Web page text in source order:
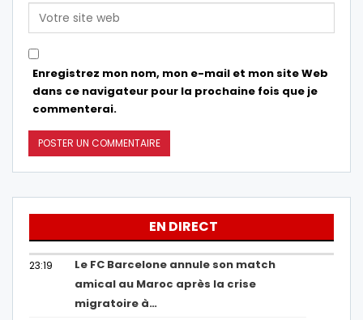
Enregistrez mon nom, mon e-mail et mon site Web
dans ce navigateur pour la prochaine fois que je
commenterai.
EN DIRECT
23:19
Le FC Barcelone annule son match
amical au Maroc après la crise
migratoire à…